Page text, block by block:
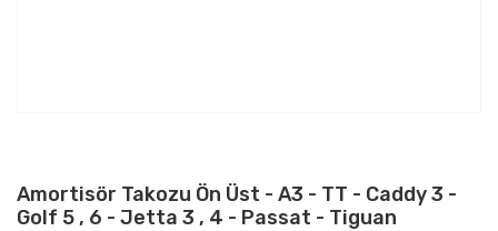
Amortisör Takozu Ön Üst - A3 - TT - Caddy 3 -
Golf 5 , 6 - Jetta 3 , 4 - Passat - Tiguan